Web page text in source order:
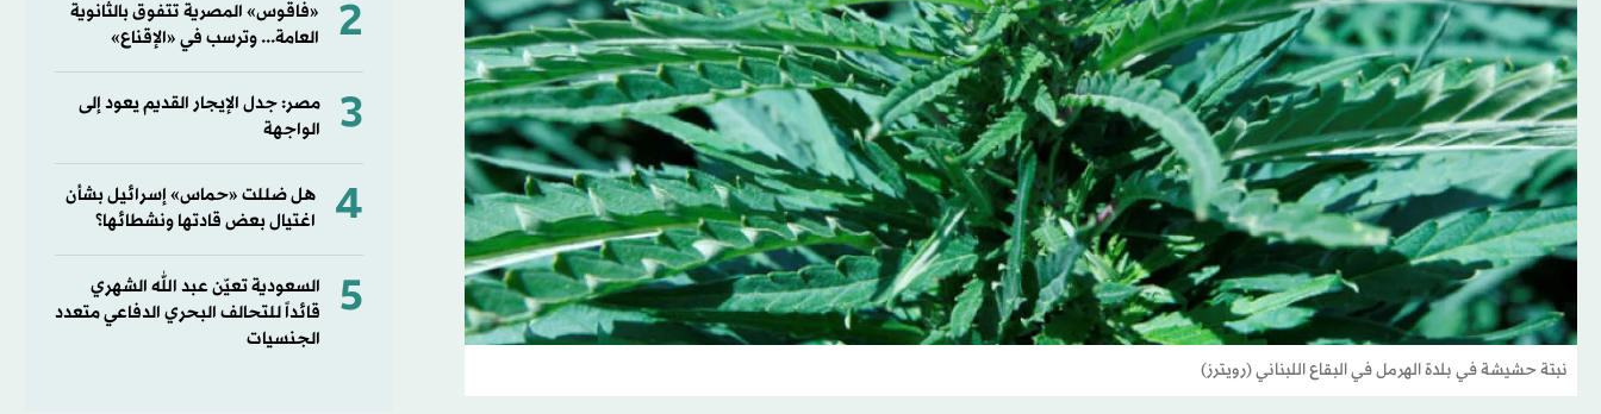
نبتة حشيشة في بلدة الهرمل في البقاع اللبناني (رويترز)
2
«فاقوس» المصرية تتفوق بالثانوية
العامة... وترسب في «الإقناع»
3
مصر: جدل الإيجار القديم يعود إلى
الواجهة
4
هل ضللت «حماس» إسرائيل بشأن
اغتيال بعض قادتها ونشطائها؟
5
السعودية تعيّن عبد الله الشهري
قائداً للتحالف البحري الدفاعي متعدد
الجنسيات